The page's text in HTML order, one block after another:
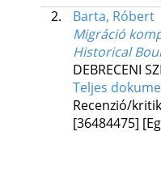
2.
Barta, Róbert
Migráció
Historical
DEBRECENI
Teljes
Recenzió/
[36484475]